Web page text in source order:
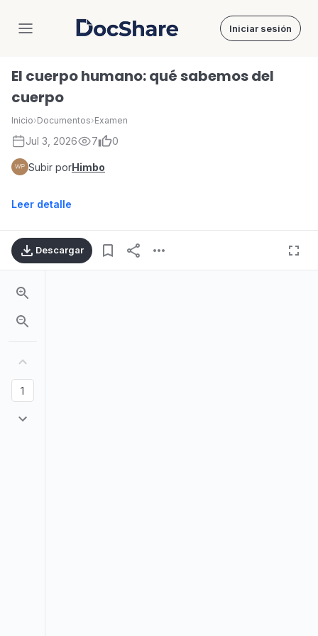
DocShare Iniciar sesión
El cuerpo humano: qué sabemos del
cuerpo
Inicio›Documentos›Examen
Jul 3, 2026 7 0
Subir porHimbo
Leer detalle
Descargar